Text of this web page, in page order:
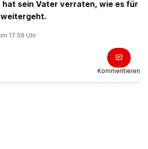
hat sein Vater verraten, wie es für
weitergeht.
17:59 Uhr
Kommentieren